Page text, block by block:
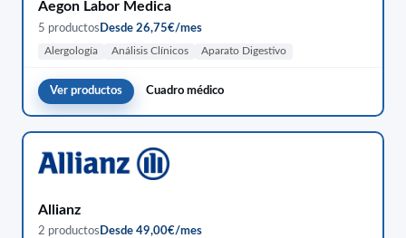
Aegon Labor Medica
5 productos Desde 26,75€/mes
Alergología Análisis Clínicos Aparato Digestivo
Ver productos Cuadro médico
Allianz
2 productos Desde 49,00€/mes